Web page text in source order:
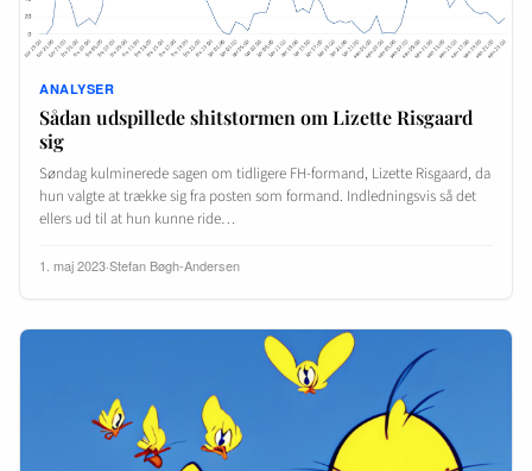
ANALYSER
Sådan udspillede shitstormen om Lizette Risgaard
sig
Søndag kulminerede sagen om tidligere FH-formand, Lizette Risgaard, da
hun valgte at trække sig fra posten som formand. Indledningsvis så det
ellers ud til at hun kunne ride…
1. maj 2023·Stefan Bøgh-Andersen